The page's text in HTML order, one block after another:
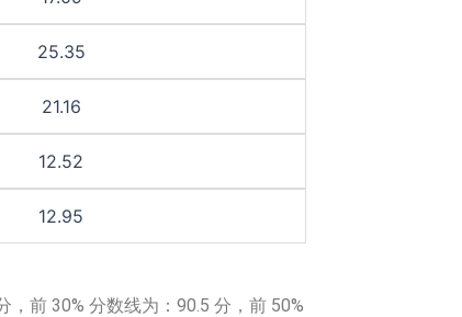
25.35
21.16
12.52
12.95
前 30% 分数线为：90.5 分，前 50%